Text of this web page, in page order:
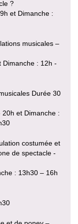
?
et Dimanche :
musicales –
Dimanche : 12h -
Durée 30
et Dimanche :
costumée et
de spectacle -
: 13h30 – 16h